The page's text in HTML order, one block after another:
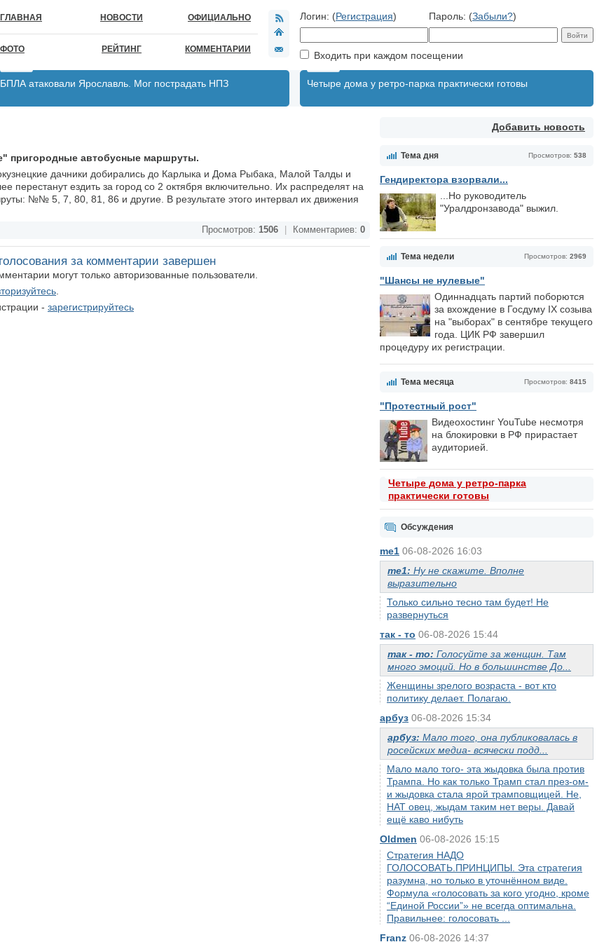
ГЛАВНАЯ НОВОСТИ ОФИЦИАЛЬНО
ФОТО РЕЙТИНГ КОММЕНТАРИИ
Логин: (Регистрация) Пароль: (Забыли?)
Входить при каждом посещении
БПЛА атаковали Ярославль. Мог пострадать НПЗ Четыре дома у ретро-парка практически готовы
Добавить новость
Просмотров: 538
Тема дня
Гендиректора взорвали...
...Но руководитель
"Уралдронзавода" выжил.
Просмотров: 2969
Тема недели
"Шансы не нулевые"
Одиннадцать партий поборются
за вхождение в Госдуму IX созыва
на "выборах" в сентябре текущего
года. ЦИК РФ завершил
процедуру их регистрации.
Просмотров: 8415
Тема месяца
"Протестный рост"
Видеохостинг YouTube несмотря
на блокировки в РФ прирастает
аудиторией.
Четыре дома у ретро-парка
практически готовы
Обсуждения
me1 06-08-2026 16:03
me1: Ну не скажите. Вполне
выразительно
Только сильно тесно там будет! Не
развернуться
так - то 06-08-2026 15:44
так - то: Голосуйте за женщин. Там
много эмоций. Но в большинстве До...
Женщины зрелого возраста - вот кто
политику делает. Полагаю.
арбуз 06-08-2026 15:34
арбуз: Мало того, она публиковалась в
росейских медиа- всячески подд...
Мало мало того- эта жыдовка была против
Трампа. Но как только Трамп стал през-ом-
и жыдовка стала ярой трамповщицей. Не,
НАТ овец, жыдам таким нет веры. Давай
ещё каво нибуть
Oldmen 06-08-2026 15:15
Стратегия НАДО
ГОЛОСОВАТЬ.ПРИНЦИПЫ. Эта стратегия
разумна, но только в уточнённом виде.
Формула «голосовать за кого угодно, кроме
“Единой России”» не всегда оптимальна.
Правильнее: голосовать ...
Franz 06-08-2026 14:37
пригородные автобусные маршруты.
дачники добирались до Карлыка и Дома Рыбака, Малой Талды и
перестанут ездить за город со 2 октября включительно. Их распределят на
№№ 5, 7, 80, 81, 86 и другие. В результате этого интервал их движения
Просмотров: 1506 Комментариев: 0
за комментарии завершен
могут только авторизованные пользователи.
- зарегистрируйтесь